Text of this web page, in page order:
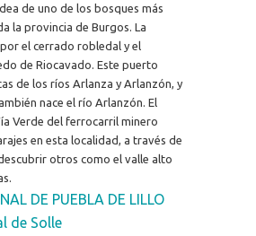
de uno de los bosques más
la provincia de Burgos. La
el cerrado robledal y el
de Riocavado. Este puerto
de los ríos Arlanza y Arlanzón, y
nace el río Arlanzón. El
Verde del ferrocarril minero
en esta localidad, a través de
otros como el valle alto
DE PUEBLA DE LILLO
de Solle